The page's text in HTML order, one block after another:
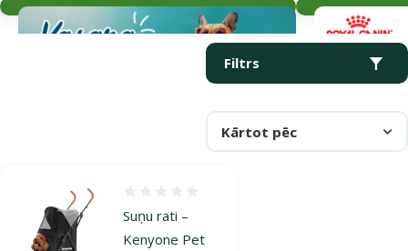
Filtrs
Kārtot pēc
Suņu rati –
Kenyone Pet